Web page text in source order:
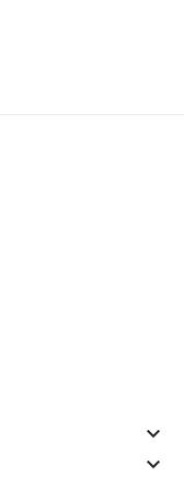
keyboard_arrow_down
keyboard_arrow_down